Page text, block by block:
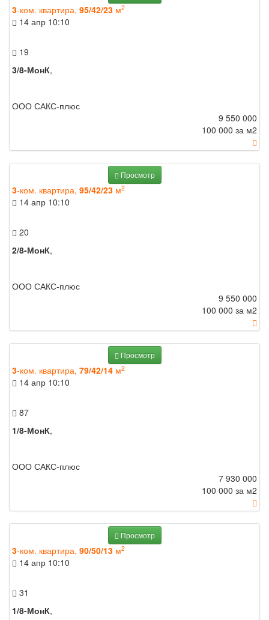
3-ком. квартира, 95/42/23 м2
14 апр 10:10
19
3/8-МонК,
ООО САКС-плюс
9 550 000
100 000 за м2
Просмотр
3-ком. квартира, 95/42/23 м2
14 апр 10:10
20
2/8-МонК,
ООО САКС-плюс
9 550 000
100 000 за м2
Просмотр
3-ком. квартира, 79/42/14 м2
14 апр 10:10
87
1/8-МонК,
ООО САКС-плюс
7 930 000
100 000 за м2
Просмотр
3-ком. квартира, 90/50/13 м2
14 апр 10:10
31
1/8-МонК,